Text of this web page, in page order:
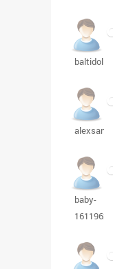
baltidolls
alexsann
baby-
1611962